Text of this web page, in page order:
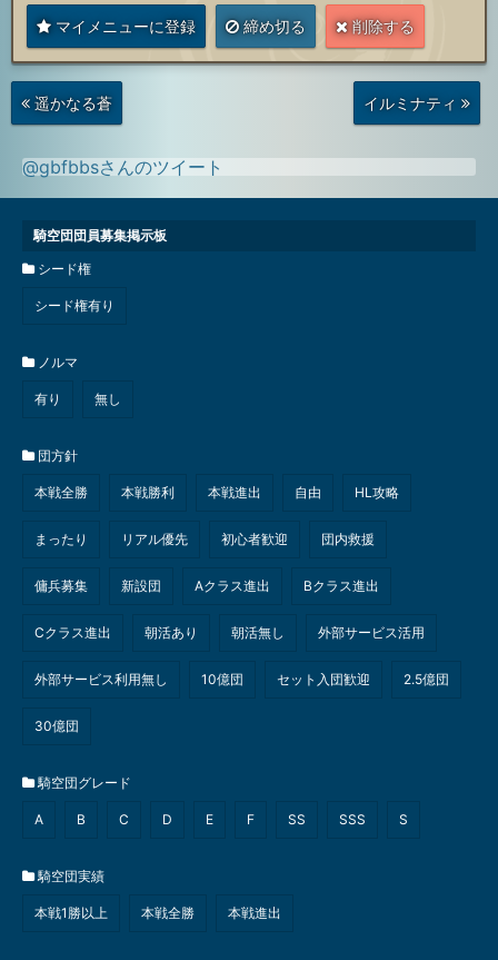
マイメニューに登録 締め切る 削除する
次
の
投
遥かなる蒼
前
の
投
イルミナティ
@gbfbbsさんのツイート
騎空団団員募集掲示板
シード権
シード権有り
ノルマ
有り 無し
団方針
本戦全勝 本戦勝利 本戦進出 自由 HL攻略
まったり リアル優先 初心者歓迎 団内救援
傭兵募集 新設団 Aクラス進出 Bクラス進出
Cクラス進出 朝活あり 朝活無し 外部サービス活用
外部サービス利用無し 10億団 セット入団歓迎 2.5億団
30億団
騎空団グレード
A B C D E F SS SSS S
騎空団実績
本戦1勝以上 本戦全勝 本戦進出